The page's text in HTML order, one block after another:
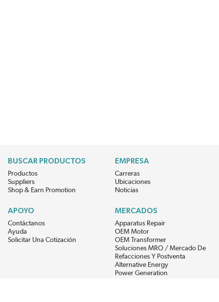
BUSCAR PRODUCTOS
Productos
Suppliers
Shop & Earn Promotion
EMPRESA
Carreras
Ubicaciones
Noticias
APOYO
Contáctanos
Ayuda
Solicitar Una Cotización
MERCADOS
Apparatus Repair
OEM Motor
OEM Transformer
Soluciones MRO / Mercado De
Refacciones Y Postventa
Alternative Energy
Power Generation